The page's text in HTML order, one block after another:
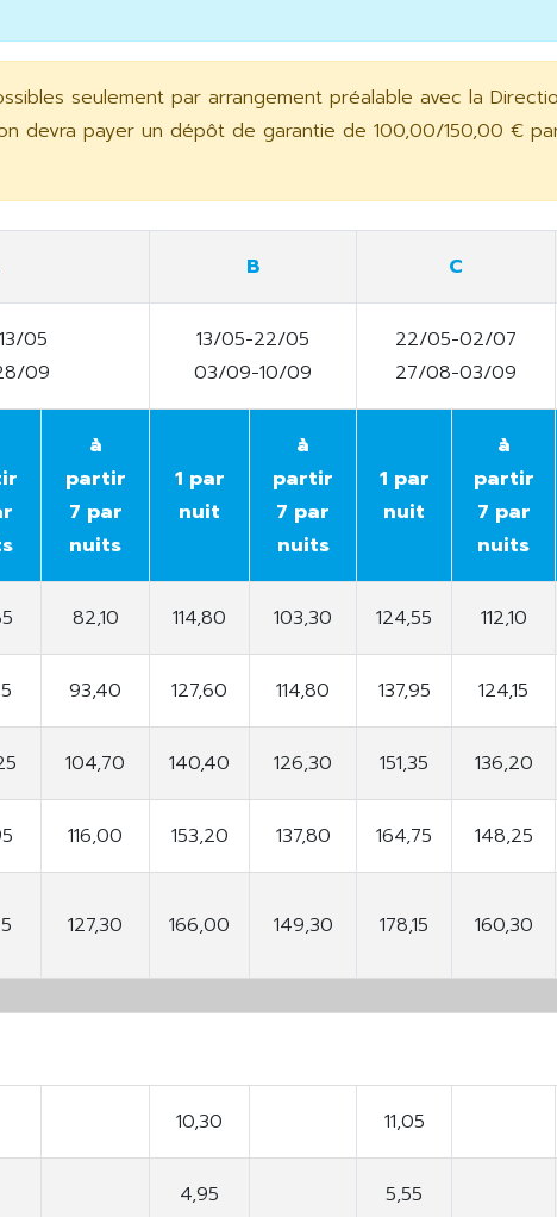
seulement par arrangement préalable avec la
devra payer un dépôt de garantie de 100,00/150,00 €
B C
05
09
13/05-22/05
03/09-10/09
22/05-02/07
27/08-03/09
à
partir
7 par
nuits
1 par
nuit
à
partir
7 par
nuits
1 par
nuit
à
partir
7 par
nuits
82,10 114,80 103,30 124,55 112,10
93,40 127,60 114,80 137,95 124,15
104,70 140,40 126,30 151,35 136,20
116,00 153,20 137,80 164,75 148,25
127,30 166,00 149,30 178,15 160,30
10,30 11,05
4,95 5,55